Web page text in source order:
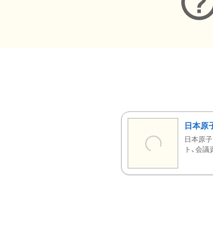
日本原
日本原
ト、会